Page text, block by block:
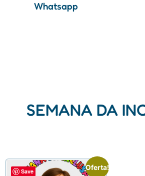
Whatsapp
SEMANA DA
Save Oferta!